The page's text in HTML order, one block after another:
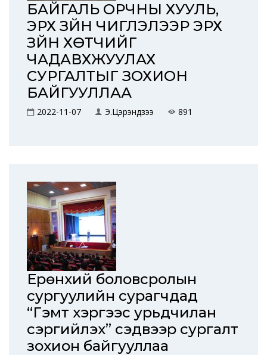
БАЙГАЛЬ ОРЧНЫ ХУУЛЬ,
ЭРХ ЗҮЙН ЧИГЛЭЛЭЭР ЭРХ
ЗҮЙН ХӨТЧИЙГ
ЧАДАВХЖУУЛАХ
СУРГАЛТЫГ ЗОХИОН
БАЙГУУЛЛАА
2022-11-07 Э.Цэрэндүзээ 891
Ерөнхий боловсролын
сургуулийн сурагчдад
“Гэмт хэргээс урьдчилан
сэргийлэх” сэдвээр сургалт
зохион байгууллаа